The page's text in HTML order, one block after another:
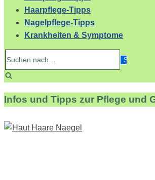
Haarpflege-Tipps
Nagelpflege-Tipps
Krankheiten & Symptome
Suchen
nach…
Infos und Tipps zur Pflege und